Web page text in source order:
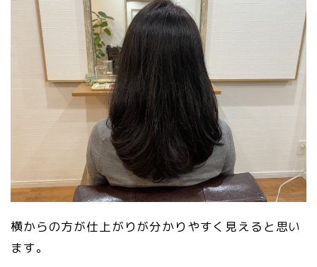
横からの方が仕上がりが分かりやすく見えると思い
ます。